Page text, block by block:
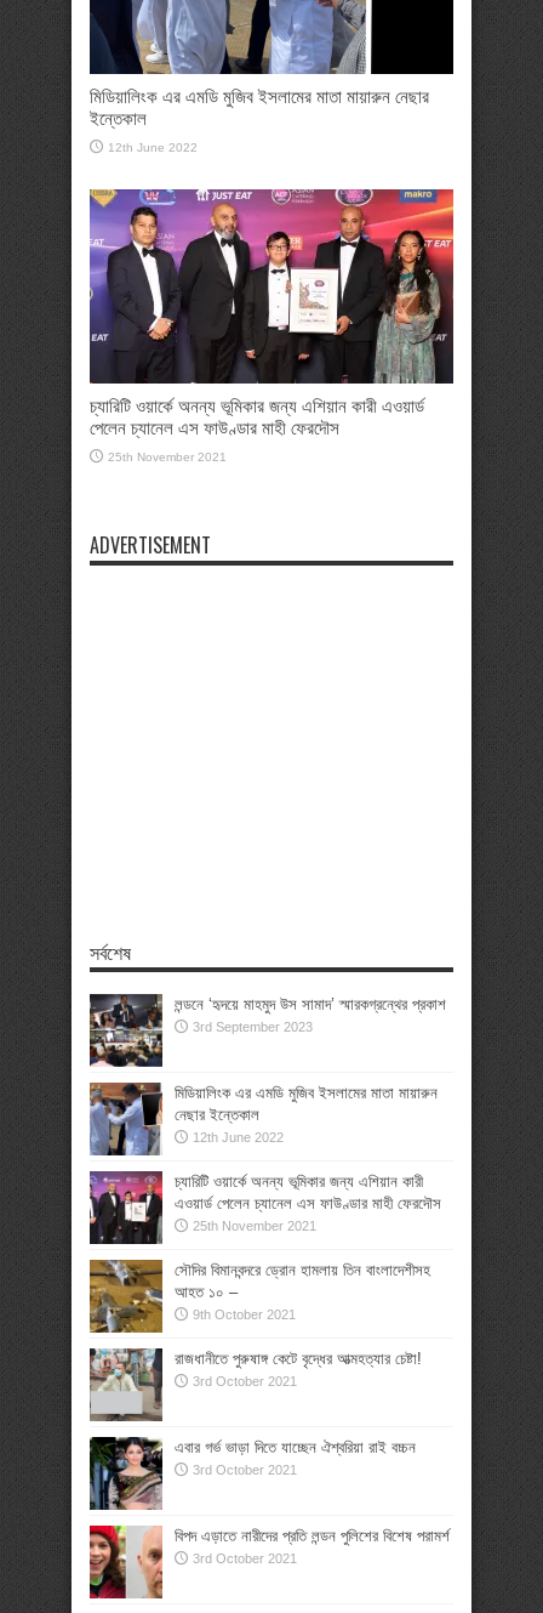
মিডিয়ালিংক এর এমডি মুজিব ইসলামের মাতা মায়ারুন নেছার
ইন্তেকাল
12th June 2022
চ্যারিটি ওয়ার্কে অনন্য ভূমিকার জন্য এশিয়ান কারী এওয়ার্ড
পেলেন চ্যানেল এস ফাউণ্ডার মাহী ফেরদৌস
25th November 2021
ADVERTISEMENT
সর্বশেষ
লন্ডনে ‘হৃদয়ে মাহমুদ উস সামাদ’ স্মারকগ্রন্থের প্রকাশ
3rd September 2023
মিডিয়ালিংক এর এমডি মুজিব ইসলামের মাতা মায়ারুন
নেছার ইন্তেকাল
12th June 2022
চ্যারিটি ওয়ার্কে অনন্য ভূমিকার জন্য এশিয়ান কারী
এওয়ার্ড পেলেন চ্যানেল এস ফাউণ্ডার মাহী ফেরদৌস
25th November 2021
সৌদির বিমানবন্দরে ড্রোন হামলায় তিন বাংলাদেশীসহ
আহত ১০ –
9th October 2021
রাজধানীতে পুরুষাঙ্গ কেটে বৃদ্ধের আত্মহত্যার চেষ্টা!
3rd October 2021
এবার গর্ভ ভাড়া দিতে যাচ্ছেন ঐশ্বরিয়া রাই বচ্চন
3rd October 2021
বিপদ এড়াতে নারীদের প্রতি লন্ডন পুলিশের বিশেষ পরামর্শ
3rd October 2021